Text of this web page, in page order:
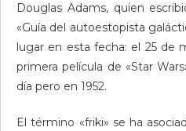
Douglas Adams, quien
«Guía del autoestopista
lugar en esta fecha: el 25 de
primera película de «Star
día pero en 1952.
El término «friki» se ha